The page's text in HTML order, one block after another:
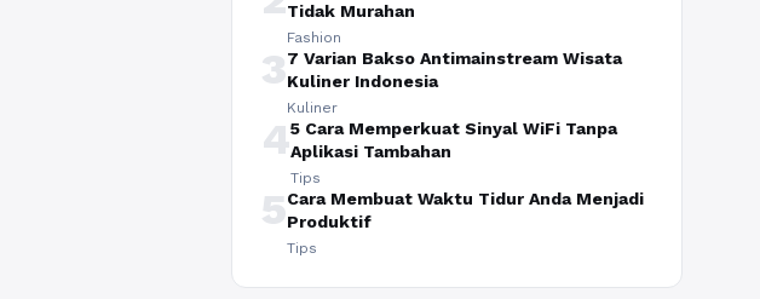
Tidak Murahan
Fashion
37 Varian Bakso Antimainstream Wisata
Kuliner Indonesia
Kuliner
45 Cara Memperkuat Sinyal WiFi Tanpa
Aplikasi Tambahan
Tips
5Cara Membuat Waktu Tidur Anda Menjadi
Produktif
Tips